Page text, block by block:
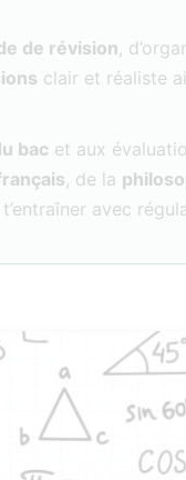
de révision,
clair et réaliste
bac et aux
, de la
avec